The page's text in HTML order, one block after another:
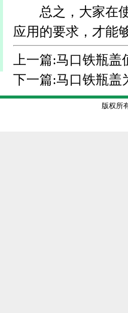
总之，大家在使
应用的要求，才能
上一篇:马口铁瓶盖
下一篇:马口铁瓶盖
版权所